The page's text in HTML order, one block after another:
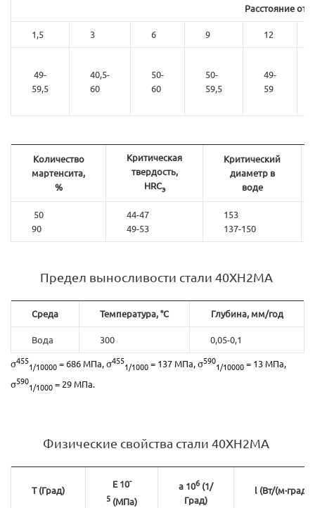
Расстояние от
1,5 3 6 9 12
49-
59,5
40,5-
60
50-
60
50-
59,5
49-
59
Количество
мартенсита,
%
Критическая
твердость,
HRCэ
Критический
диаметр в
воде
50
90
44-47
49-53
153
137-150
Предел выносливости стали 40ХН2МА
Среда Температура, °С Глубина, мм/год
Вода 300 0,05-0,1
σ455
1/10000= 686 МПа, σ455
1/1000= 137 МПа, σ590
1/10000= 13 МПа,
σ590
1/1000= 29 МПа.
Физические свойства стали 40ХН2МА
T (Град)
E 10-
5 (МПа)
a 106 (1/
Град)
l (Вт/(м·град))